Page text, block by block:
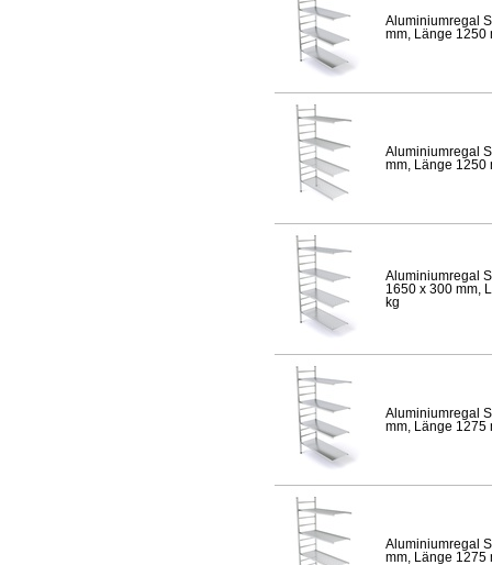
Aluminiumregal
mm, Länge 1250
Aluminiumregal
mm, Länge 1250
Aluminiumregal
1650 x 300 mm,
kg
Aluminiumregal
mm, Länge 1275
Aluminiumregal
mm, Länge 1275